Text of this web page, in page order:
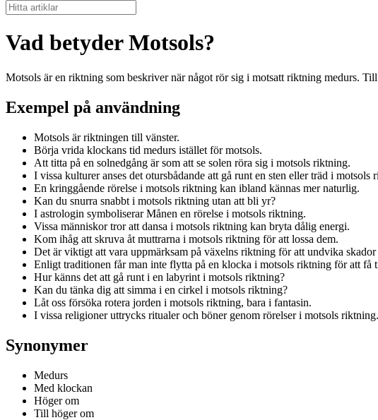
Vad betyder Motsols?
Motsols är en riktning som beskriver när något rör sig i motsatt riktning medurs.
Exempel på användning
Motsols är riktningen till vänster.
Börja vrida klockans tid medurs istället för motsols.
Att titta på en solnedgång är som att se solen röra sig i motsols riktning.
I vissa kulturer anses det otursbådande att gå runt en sten eller träd i motsols
En kringgående rörelse i motsols riktning kan ibland kännas mer naturlig.
Kan du snurra snabbt i motsols riktning utan att bli yr?
I astrologin symboliserar Månen en rörelse i motsols riktning.
Vissa människor tror att dansa i motsols riktning kan bryta dålig energi.
Kom ihåg att skruva åt muttrarna i motsols riktning för att lossa dem.
Det är viktigt att vara uppmärksam på växelns riktning för att undvika
Enligt traditionen får man inte flytta på en klocka i motsols riktning för att få
Hur känns det att gå runt i en labyrint i motsols riktning?
Kan du tänka dig att simma i en cirkel i motsols riktning?
Låt oss försöka rotera jorden i motsols riktning, bara i fantasin.
I vissa religioner uttrycks ritualer och böner genom rörelser i motsols riktning.
Synonymer
Medurs
Med klockan
Höger om
Till höger om